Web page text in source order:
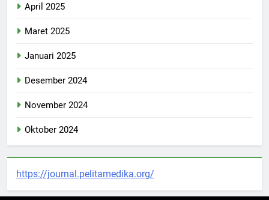
April 2025
Maret 2025
Januari 2025
Desember 2024
November 2024
Oktober 2024
https://journal.pelitamedika.org/